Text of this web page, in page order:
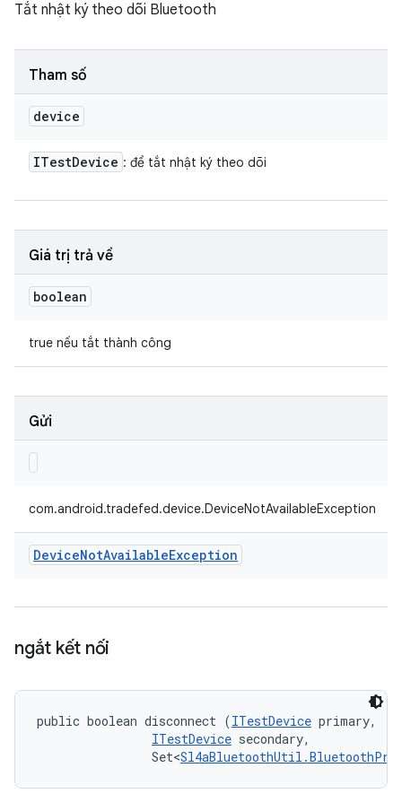
Tắt nhật ký theo dõi Bluetooth
Tham số
device
ITestDevice : để tắt nhật ký theo dõi
Giá trị trả về
boolean
true nếu tắt thành công
Gửi
com.android.tradefed.device.DeviceNotAvailableException
DeviceNotAvailableException
ngắt kết nối
public boolean disconnect (ITestDevice primary,
ITestDevice secondary,
                Set<